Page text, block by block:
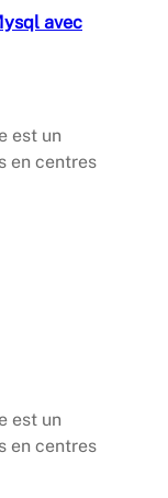
avec
est un
en centres
est un
en centres